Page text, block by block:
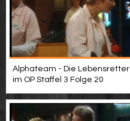
Alphateam - Die Lebensretter
im OP Staffel 3 Folge 20